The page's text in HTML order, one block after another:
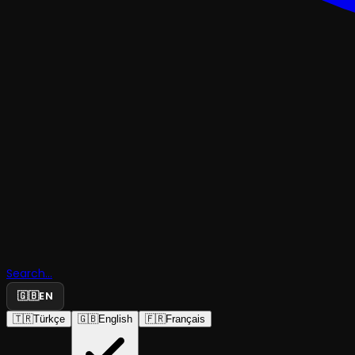
Search...
🇬🇧EN
🇹🇷Türkçe 🇬🇧English 🇫🇷Français
Bir Nora